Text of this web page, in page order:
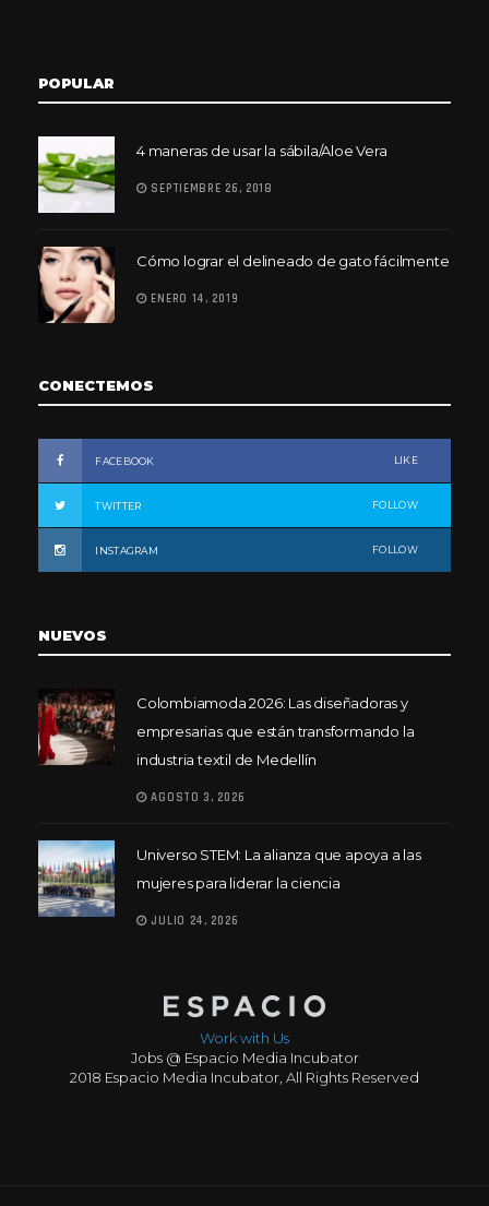
POPULAR
4 maneras de usar la sábila/Aloe Vera
SEPTIEMBRE 26, 2018
Cómo lograr el delineado de gato fácilmente
ENERO 14, 2019
CONECTEMOS
FACEBOOK LIKE
TWITTER FOLLOW
INSTAGRAM FOLLOW
NUEVOS
Colombiamoda 2026: Las diseñadoras y
empresarias que están transformando la
industria textil de Medellín
AGOSTO 3, 2026
Universo STEM: La alianza que apoya a las
mujeres para liderar la ciencia
JULIO 24, 2026
Work with Us
Jobs @ Espacio Media Incubator
2018 Espacio Media Incubator, All Rights Reserved